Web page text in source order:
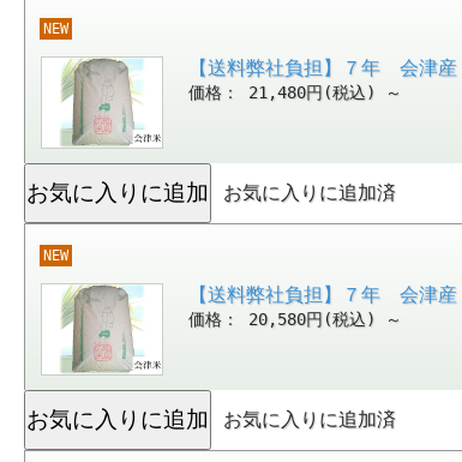
NEW
【送料弊社負担】７年 会津
価格： 21,480円(税込) ～
お気に入りに追加済
NEW
【送料弊社負担】７年 会津
価格： 20,580円(税込) ～
お気に入りに追加済